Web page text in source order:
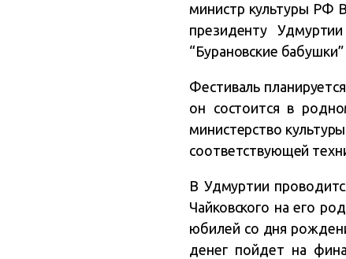
министр культуры РФ
президенту
“Бурановские
Фестиваль
он состоится в
министерство
соответствующей
В Удмуртии
Чайковского на его
юбилей со дня
денег пойдет на